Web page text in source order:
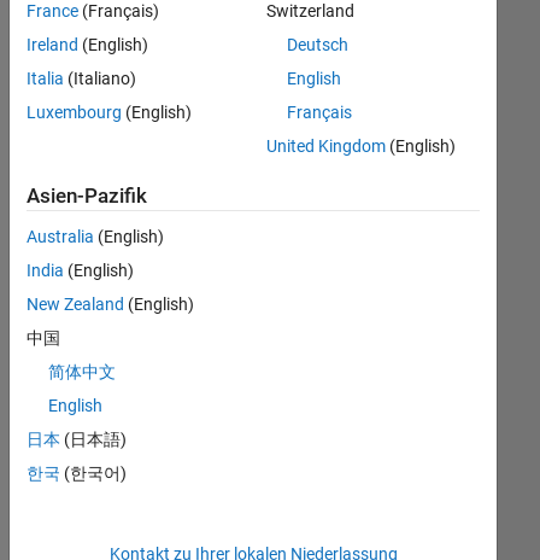
fassen
oder
alle
Stellenangebote
anzeigen .
noch
keine
offenen
Stellen
können,
die
Ihren
entsprechen,
werden
unseres
France (Français)
Ireland (English)
Italia (Italiano)
Luxembourg (English)
Switzerland
Deutsch
English
Français
United Kingdom(English)
Asien-Pazifik
Australia (English)
India (English)
New Zealand (English)
中国
简体中文
English
日本 (日本語)
한국 (한국어)
Kontakt zu Ihrer lokalen Niederlassung